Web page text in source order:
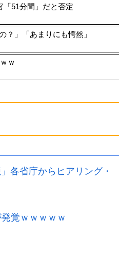
51分間」だと否定
？」「あまりにも愕然」
ｗ
各省庁からヒアリング・
覚ｗｗｗｗｗ